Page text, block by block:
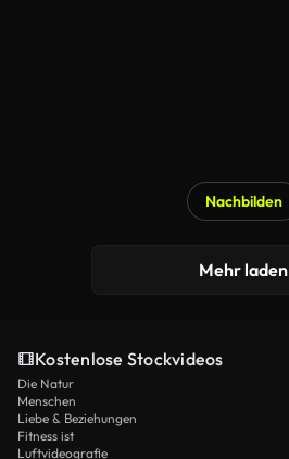
Nachbilden
Mehr laden
Kostenlose Stockvideos
Die Natur
Menschen
Liebe & Beziehungen
Fitness ist
Luftvideografie